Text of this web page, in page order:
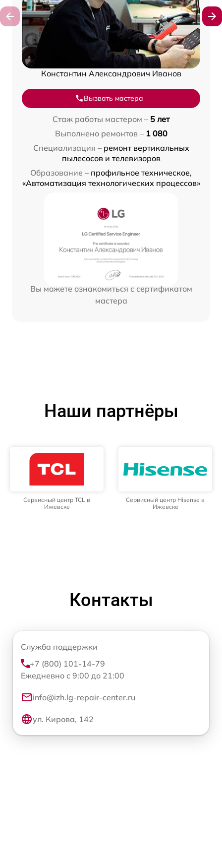
Константин Александрович Иванов
Вызвать мастера
Стаж работы мастером – 5 лет
Выполнено ремонтов – 1 080
Специализация – ремонт вертикальных
пылесосов и телевизоров
Образование – профильное техническое,
«Автоматизация технологических процессов»
Вы можете ознакомиться с сертификатом
мастера
Наши партнёры
Сервисный центр TCL в
Ижевске
Сервисный центр Hisense в
Ижевске
Контакты
Служба поддержки
+7 (800) 101-14-79
Ежедневно с 9:00 до 21:00
info@izh.lg-repair-center.ru
ул. Кирова, 142